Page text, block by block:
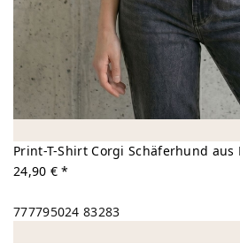
Print-T-Shirt Corgi Schäferhund
24,90 € *
777795024 83283